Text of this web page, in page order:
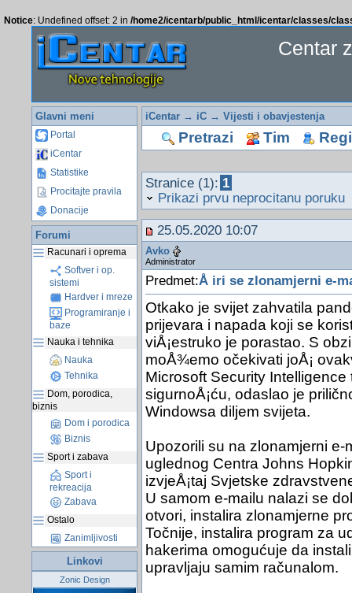
Notice: Undefined offset: 2 in /home2/icentarb/public_html/icentar/classes/
Centar
Glavni meni
Portal
iCentar
Statistike
Procitajte pravila
Donacije
Forumi
Racunari i oprema
Softver i op.
sistemi
Hardver i mreze
Programiranje i
baze
Nauka i tehnika
Nauka
Tehnika
Dom, porodica,
biznis
Dom i porodica
Biznis
Sport i zabava
Sport i
rekreacija
Zabava
Ostalo
Zanimljivosti
Linkovi
Zonic Design
iCentar→ iC→ Vijesti i obavjestenja
Pretrazi Tim
Stranice (1): 1
Prikazi prvu neprocitanu poruku
25.05.2020 10:07
Avko
Administrator
Predmet:Å iri se zlonamjerni e-
Otkako je svijet zahvatila
prijevara i napada koji se
viÅ¡estruko je porastao. S
moÅ¾emo očekivati joÅ¡
Microsoft Security
sigurnoÅ¡ću, odaslao je
Windowsa diljem svijeta.
Upozorili su na zlonamjerni
uglednog Centra Johns
izvjeÅ¡taj Svjetske
U samom e-mailu nalazi se
otvori, instalira zlonamjerne
Točnije, instalira program za
hakerima omogućuje da
upravljaju samim računalom.